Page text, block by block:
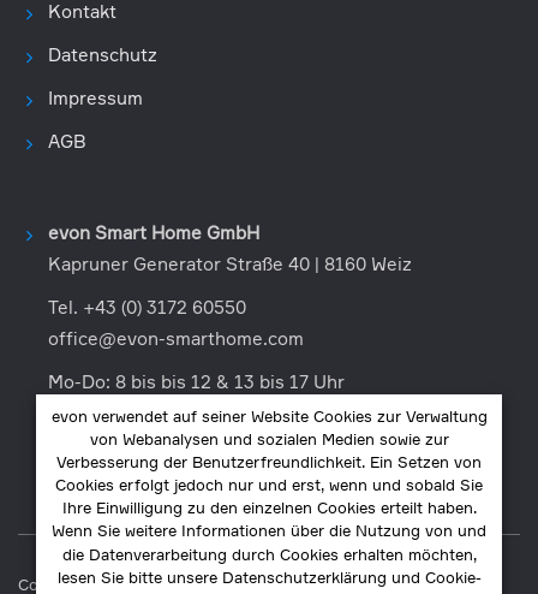
Kontakt
Datenschutz
Impressum
AGB
evon Smart Home GmbH
Kapruner Generator Straße 40 | 8160 Weiz
Tel. +43 (0) 3172 60550
office@evon-smarthome.com
Mo-Do: 8 bis bis 12 & 13 bis 17 Uhr
Fr: 8 bis 12 Uhr
Sa., So.: Geschlossen
Copyright 2025. evon Smart Home GmbH © Alle Rechte
evon verwendet auf seiner Website Cookies zur Verwaltung
von Webanalysen und sozialen Medien sowie zur
Verbesserung der Benutzerfreundlichkeit. Ein Setzen von
Cookies erfolgt jedoch nur und erst, wenn und sobald Sie
Ihre Einwilligung zu den einzelnen Cookies erteilt haben.
Wenn Sie weitere Informationen über die Nutzung von und
die Datenverarbeitung durch Cookies erhalten möchten,
lesen Sie bitte unsere Datenschutzerklärung und Cookie-